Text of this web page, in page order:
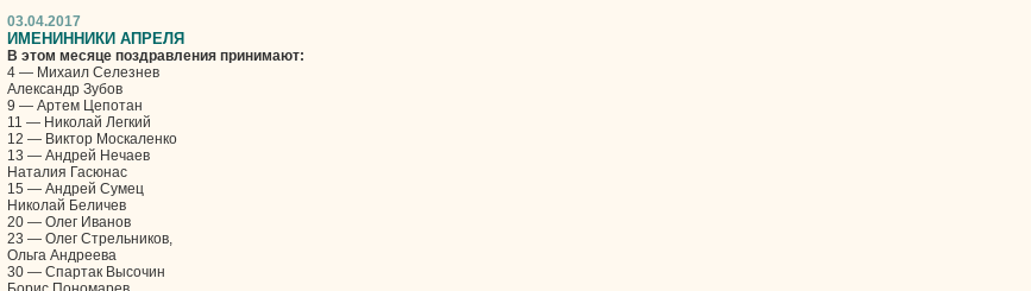
03.04.2017
ИМЕНИННИКИ АПРЕЛЯ
В этом месяце поздравления принимают:
4 — Михаил Селезнев
Александр Зубов
9 — Артем Цепотан
11 — Николай Легкий
12 — Виктор Москаленко
13 — Андрей Нечаев
Наталия Гасюнас
15 — Андрей Сумец
Николай Беличев
20 — Олег Иванов
23 — Олег Стрельников,
Ольга Андреева
30 — Спартак Высочин